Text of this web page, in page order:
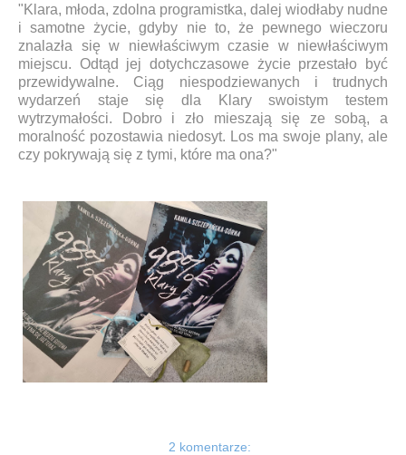
"Klara, młoda, zdolna programistka, dalej wiodłaby nudne
i samotne życie, gdyby nie to, że pewnego wieczoru
znalazła się w niewłaściwym czasie w niewłaściwym
miejscu. Odtąd jej dotychczasowe życie przestało być
przewidywalne. Ciąg niespodziewanych i trudnych
wydarzeń staje się dla Klary swoistym testem
wytrzymałości. Dobro i zło mieszają się ze sobą, a
moralność pozostawia niedosyt. Los ma swoje plany, ale
czy pokrywają się z tymi, które ma ona?"
2 komentarze: